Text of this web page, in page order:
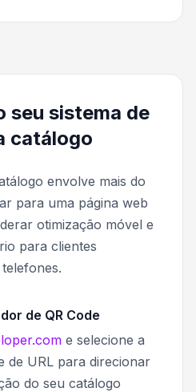
seu sistema de
catálogo
envolve mais do
para uma página web
otimização móvel e
para clientes
de QR Code
e selecione a
de URL para direcionar
do seu catálogo